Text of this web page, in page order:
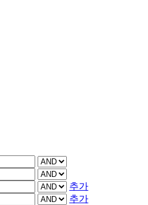
추가
추가